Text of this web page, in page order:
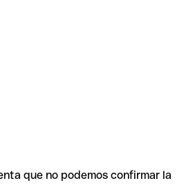
que no podemos confirmar la